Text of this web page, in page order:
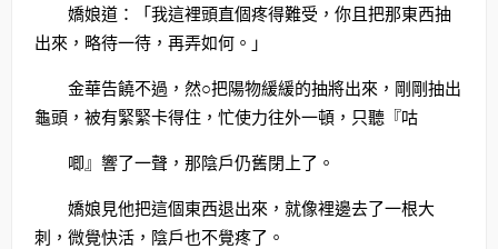
嬌娘道：「我這裡頭直個疼得難受，你且把那東西抽
出來，略待一待，再弄如何。」
金華告饒不過，然○把陽物緩緩的抽將出來，剛剛抽出
龜頭，被有緊緊卡得住，忙使力往外一頓，只聽『咕
唧』響了一聲，那陰戶仍舊閉上了。
嬌娘見他把這個東西退出來，就像裡邊去了一根大
刺，微覺快活，陰戶也不覺疼了。